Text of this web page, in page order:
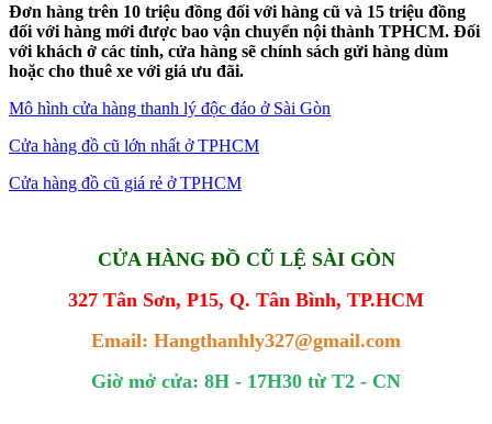
Đơn hàng trên 10 triệu đồng đối với hàng cũ và 15 triệu đồng
đối với hàng mới được bao vận chuyển nội thành TPHCM. Đối
với khách ở các tỉnh, cửa hàng sẽ chính sách gửi hàng dùm
hoặc cho thuê xe với giá ưu đãi.
Mô hình cửa hàng thanh lý độc đáo ở Sài Gòn
Cửa hàng đồ cũ lớn nhất ở TPHCM
Cửa hàng đồ cũ giá rẻ ở TPHCM
CỬA HÀNG ĐỒ CŨ LỆ SÀI GÒN
327 Tân Sơn, P15, Q. Tân Bình, TP.HCM
Email: Hangthanhly327@gmail.com
Giờ mở cửa: 8H - 17H30 từ T2 - CN